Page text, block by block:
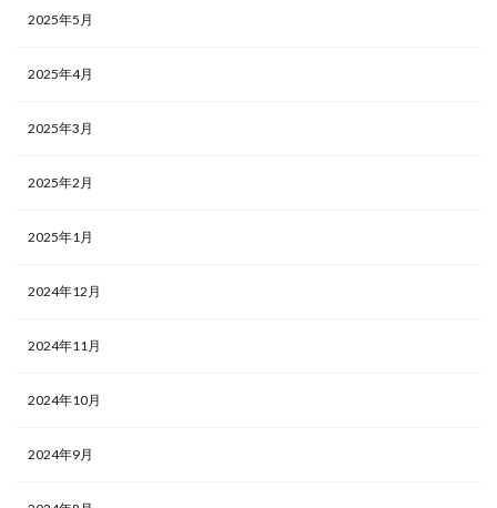
2025年5月
2025年4月
2025年3月
2025年2月
2025年1月
2024年12月
2024年11月
2024年10月
2024年9月